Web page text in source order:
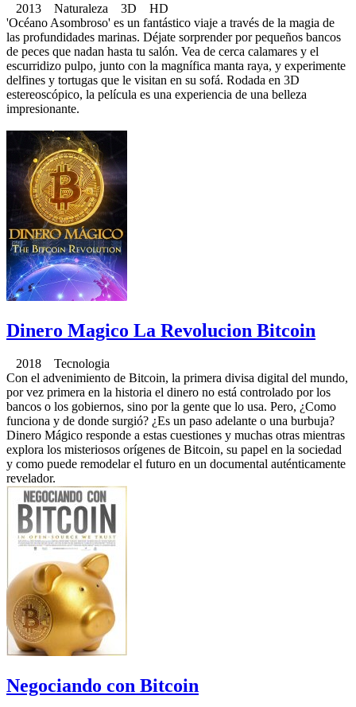
2013 Naturaleza 3D HD
'Océano Asombroso' es un fantástico viaje a través de la magia de
las profundidades marinas. Déjate sorprender por pequeños bancos
de peces que nadan hasta tu salón. Vea de cerca calamares y el
escurridizo pulpo, junto con la magnífica manta raya, y experimente
delfines y tortugas que le visitan en su sofá. Rodada en 3D
estereoscópico, la película es una experiencia de una belleza
impresionante.
Dinero Magico La Revolucion Bitcoin
2018 Tecnologia
Con el advenimiento de Bitcoin, la primera divisa digital del mundo,
por vez primera en la historia el dinero no está controlado por los
bancos o los gobiernos, sino por la gente que lo usa. Pero, ¿Como
funciona y de donde surgió? ¿Es un paso adelante o una burbuja?
Dinero Mágico responde a estas cuestiones y muchas otras mientras
explora los misteriosos orígenes de Bitcoin, su papel en la sociedad
y como puede remodelar el futuro en un documental auténticamente
revelador.
Negociando con Bitcoin